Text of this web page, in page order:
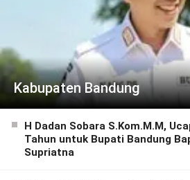
Kabupaten Bandung
H Dadan Sobara S.Kom.M.M,
Tahun untuk Bupati Bandung
Supriatna